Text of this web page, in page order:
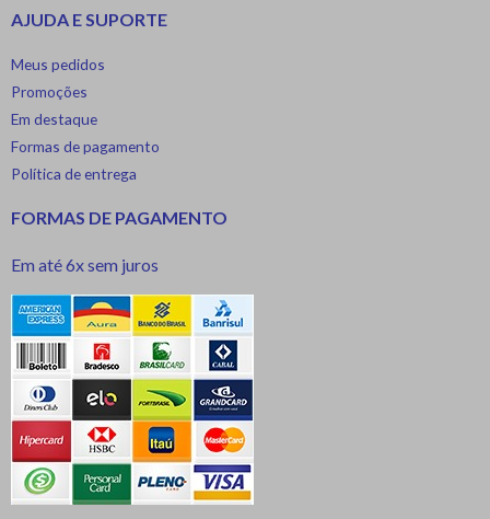
AJUDA E SUPORTE
Meus pedidos
Promoções
Em destaque
Formas de pagamento
Política de entrega
FORMAS DE PAGAMENTO
Em até 6x sem juros